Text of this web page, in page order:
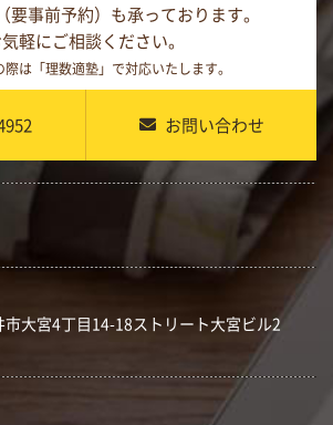
要事前予約）も承っております。
軽にご相談ください。
は「理数適塾」で対応いたします。
お問い合わせ
大宮4丁目14-18ストリート大宮ビル2